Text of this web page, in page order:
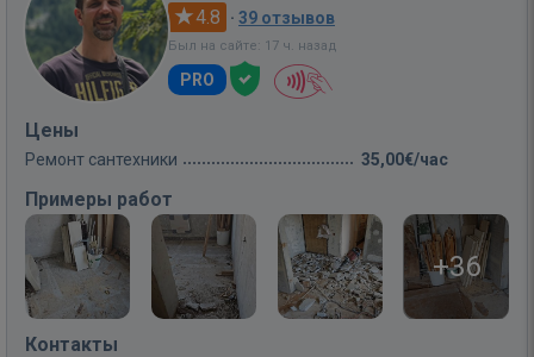
4.8 · 39 отзывов
Был на сайте: 17 ч. назад
PRO
Цены
Ремонт сантехники 35,00€/час
Примеры работ
+36
Контакты